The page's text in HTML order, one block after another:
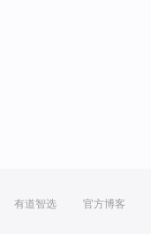
有道智选 官方博客